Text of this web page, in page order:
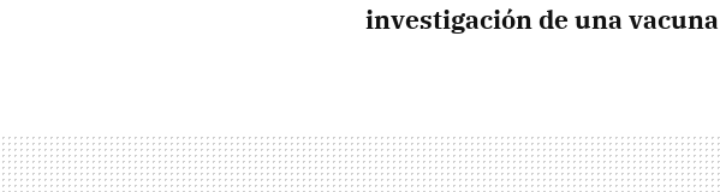
investigación de una vacuna